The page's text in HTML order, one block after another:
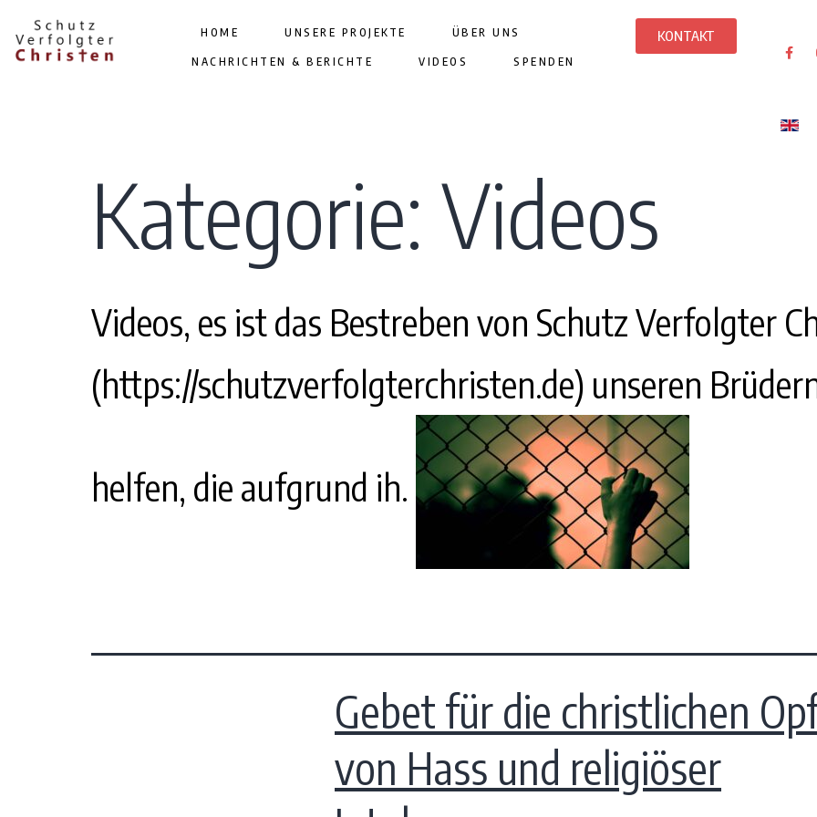
HOME UNSERE PROJEKTE ÜBER UNS
NACHRICHTEN & BERICHTE VIDEOS SPENDEN
KONTAKT
Kategorie: Videos
Videos, es ist das Bestreben von Schutz Verfolgter
(https://schutzverfolgterchristen.de) unseren
helfen, die aufgrund ih.
Gebet für die christlichen
von Hass und religiöser